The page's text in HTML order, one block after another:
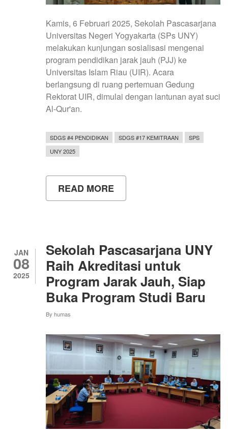
Kamis, 6 Februari 2025, Sekolah Pascasarjana
Universitas Negeri Yogyakarta (SPs UNY)
melakukan kunjungan sosialisasi mengenai
program pendidikan jarak jauh (PJJ) ke
Universitas Islam Riau (UIR). Acara
berlangsung di ruang pertemuan Gedung
Rektorat UIR, dimulai dengan lantunan ayat suci
Al-Qur'an.
SDGS #4 PENDIDIKAN SDGS #17 KEMITRAAN
SPS
UNY 2025
READ MORE
SOSIALISASI
JAUH
SEKOLAH
PASCASARJANA
UNY
KE
UNIVERSITAS
JAN
08
2025
Sekolah Pascasarjana UNY
Raih Akreditasi untuk
Program Jarak Jauh, Siap
Buka Program Studi Baru
By humas